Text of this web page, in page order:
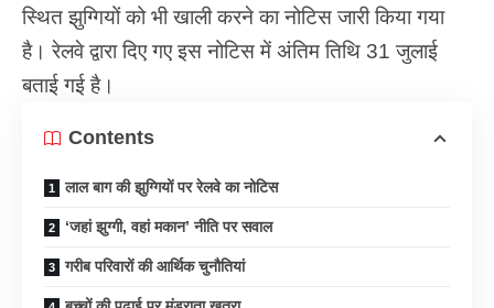
स्थित झुग्गियों को भी खाली करने का नोटिस जारी किया गया
है। रेलवे द्वारा दिए गए इस नोटिस में अंतिम तिथि 31 जुलाई
बताई गई है।
Contents
लाल बाग की झुग्गियों पर रेलवे का नोटिस
‘जहां झुग्गी, वहां मकान’ नीति पर सवाल
गरीब परिवारों की आर्थिक चुनौतियां